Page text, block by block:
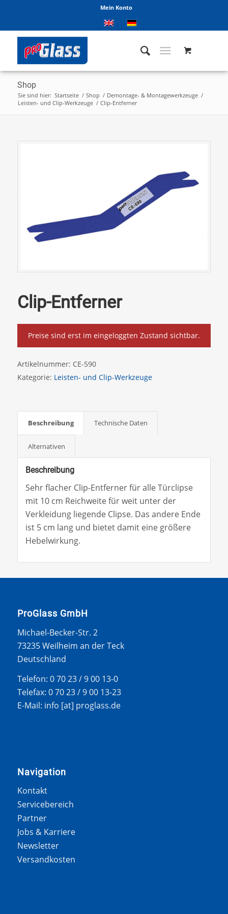
Mein Konto
Shop
Sie sind hier: Startseite / Shop / Demontage- & Montagewerkzeuge /
Leisten- und Clip-Werkzeuge / Clip-Entferner
Clip-Entferner
Preise sind erst im eingeloggten Zustand sichtbar.
Artikelnummer: CE-590
Kategorie: Leisten- und Clip-Werkzeuge
Beschreibung Technische Daten
Alternativen
Beschreibung
Sehr flacher Clip-Entferner für alle Türclipse
mit 10 cm Reichweite für weit unter der
Verkleidung liegende Clipse. Das andere Ende
ist 5 cm lang und bietet damit eine größere
Hebelwirkung.
ProGlass GmbH
Michael-Becker-Str. 2
73235 Weilheim an der Teck
Deutschland
Telefon: 0 70 23 / 9 00 13-0
Telefax: 0 70 23 / 9 00 13-23
E-Mail: info [at] proglass.de
Navigation
Kontakt
Servicebereich
Partner
Jobs & Karriere
Newsletter
Versandkosten